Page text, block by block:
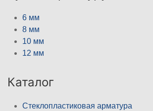
6 мм
8 мм
10 мм
12 мм
Каталог
Стеклопластиковая арматура